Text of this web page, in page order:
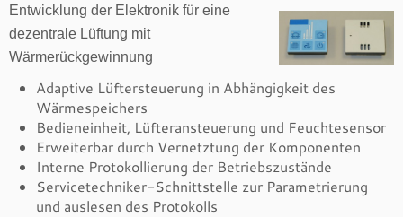
Entwicklung der Elektronik für eine
dezentrale Lüftung mit
Wärmerückgewinnung
Adaptive Lüftersteuerung in Abhängigkeit des
Wärmespeichers
Bedieneinheit, Lüfteransteuerung und Feuchtesensor
Erweiterbar durch Vernetztung der Komponenten
Interne Protokollierung der Betriebszustände
Servicetechniker-Schnittstelle zur Parametrierung
und auslesen des Protokolls